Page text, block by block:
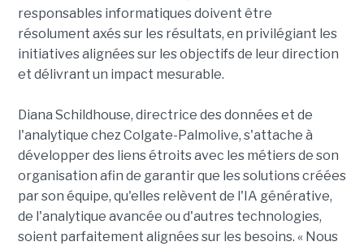
responsables informatiques doivent être
résolument axés sur les résultats, en privilégiant les
initiatives alignées sur les objectifs de leur direction
et délivrant un impact mesurable.
Diana Schildhouse, directrice des données et de
l'analytique chez Colgate-Palmolive, s'attache à
développer des liens étroits avec les métiers de son
organisation afin de garantir que les solutions créées
par son équipe, qu'elles relèvent de l'IA générative,
de l'analytique avancée ou d'autres technologies,
soient parfaitement alignées sur les besoins. « Nous